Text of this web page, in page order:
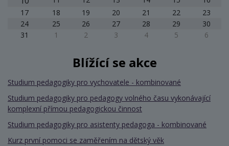
17
18 19 20 21 22
23
24
25 26 27 28 29
30
31
1 2 3 4 5 6
Blížící se akce
Studium pedagogiky pro vychovatele - kombinované
Studium pedagogiky pro pedagogy volného času vykonávající
komplexní přímou pedagogickou činnost
Studium pedagogiky pro asistenty pedagoga - kombinované
Kurz první pomoci se zaměřením na dětský věk